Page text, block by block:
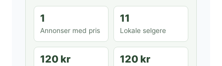
1
Annonser med pris
11
Lokale selgere
120 kr 120 kr